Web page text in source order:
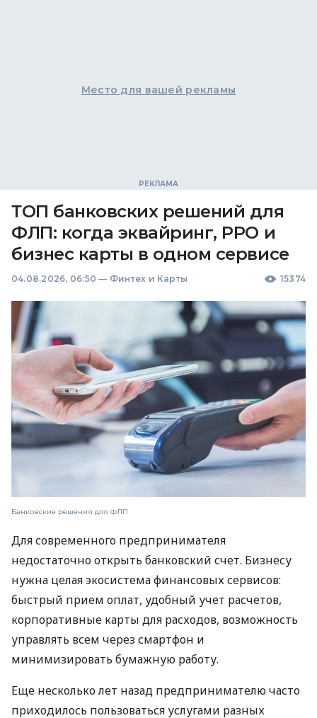
Место для вашей рекламы
ТОП банковских решений для
ФЛП: когда эквайринг, РРО и
бизнес карты в одном сервисе
04.08.2026, 06:50 — Финтех и Карты 15374
Банковские решения для ФЛП
Для современного предпринимателя
недостаточно открыть банковский счет. Бизнесу
нужна целая экосистема финансовых сервисов:
быстрый прием оплат, удобный учет расчетов,
корпоративные карты для расходов, возможность
управлять всем через смартфон и
минимизировать бумажную работу.
Еще несколько лет назад предпринимателю часто
приходилось пользоваться услугами разных